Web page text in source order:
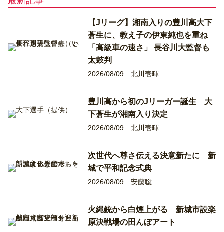
【Jリーグ】湘南入りの豊川高大下
蒼生に、教え子の伊東純也を重ね
「高級車の速さ」 長谷川大監督も
太鼓判
2026/08/09 北川壱暉
豊川高から初のJリーガー誕生 大
下蒼生が湘南入り決定
2026/08/09 北川壱暉
次世代へ尊さ伝える決意新たに 新
城で平和記念式典
2026/08/09 安藤聡
火縄銃から白煙上がる 新城市設楽
原決戦場の田んぼアート